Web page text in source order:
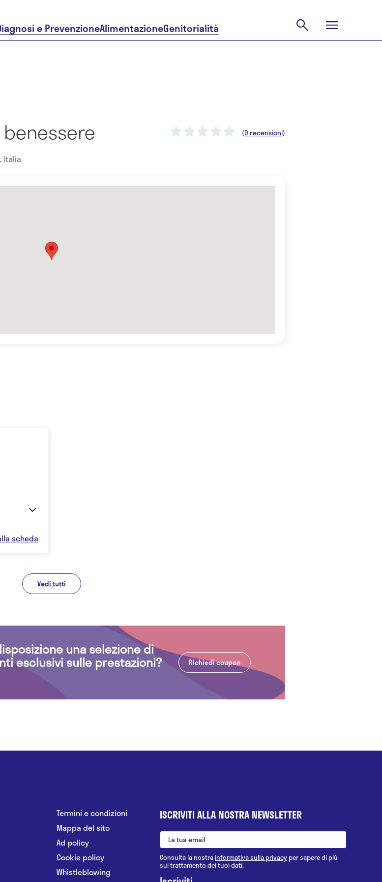
e PrevenzioneAlimentazioneGenitorialità
(0 recensioni)
Italia
scheda
Vedi tutti
una selezione di
esclusivi sulle prestazioni? Richiedi coupon
Termini e condizioni
Mappa del sito
Ad policy
Cookie policy
Whistleblowing
ISCRIVITI ALLA NOSTRA NEWSLETTER
Consulta la nostrainformativa sulla privacy per sapere di più
sul trattamento dei tuoi dati.